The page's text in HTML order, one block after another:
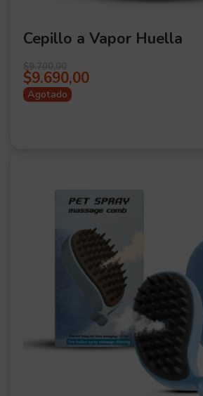
Cepillo a Vapor Huella
$
$9.690,00
Agotado